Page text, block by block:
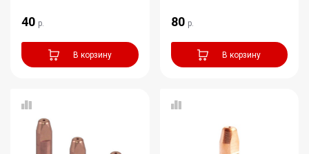
40 р.
В корзину
80 р.
В корзину